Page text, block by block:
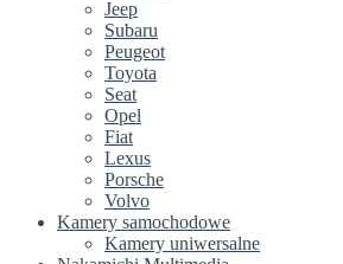
Jeep
Subaru
Peugeot
Toyota
Seat
Opel
Fiat
Lexus
Porsche
Volvo
Kamery samochodowe
Kamery uniwersalne